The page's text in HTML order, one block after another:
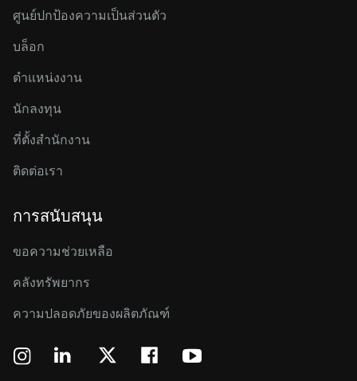
ศูนย์ปกป้องความเป็นส่วนตัว
บล็อก
ตำแหน่งงาน
นักลงทุน
ที่ตั้งสำนักงาน
ติดต่อเรา
การสนับสนุน
ขอความช่วยเหลือ
คลังทรัพยากร
ความปลอดภัยของผลิตภัณฑ์